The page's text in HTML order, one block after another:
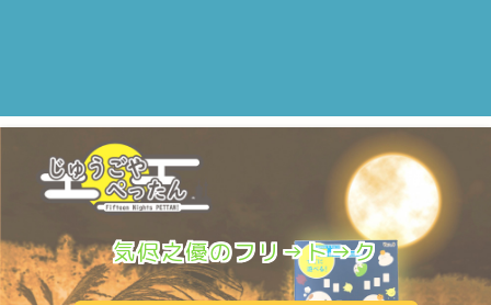
気侭之優のフリ→ト→ク